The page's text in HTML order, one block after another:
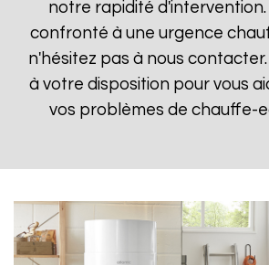
notre rapidité d'intervention.
confronté à une urgence
n'hésitez pas à nous
à votre disposition pour vous
vos problèmes de chauffe-